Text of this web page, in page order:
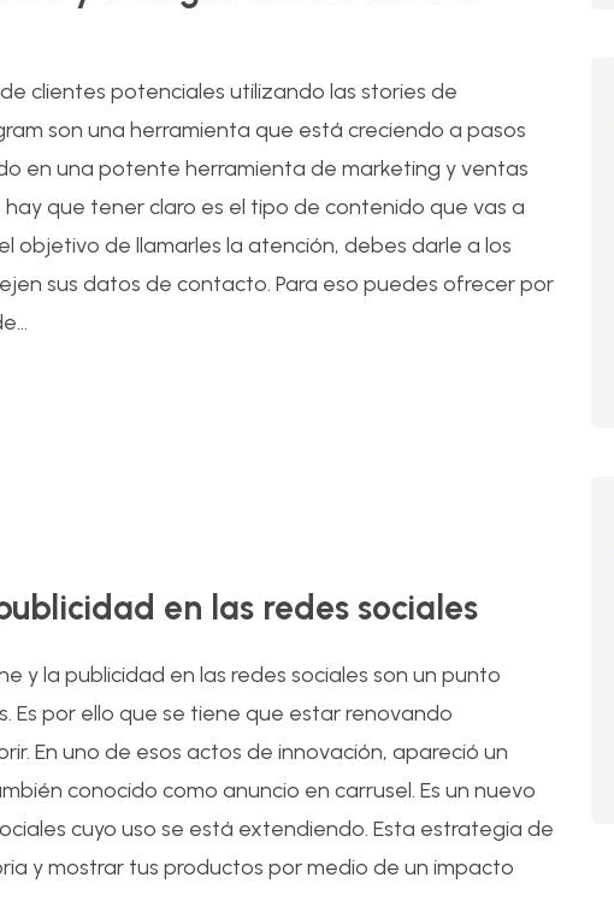
clientes potenciales utilizando las stories de
son una herramienta que está creciendo a pasos
en una potente herramienta de marketing y ventas
que tener claro es el tipo de contenido que vas a
objetivo de llamarles la atención, debes darle a los
sus datos de contacto. Para eso puedes ofrecer por
en las redes sociales
y la publicidad en las redes sociales son un punto
Es por ello que se tiene que estar renovando
En uno de esos actos de innovación, apareció un
conocido como anuncio en carrusel. Es un nuevo
cuyo uso se está extendiendo. Esta estrategia de
y mostrar tus productos por medio de un impacto